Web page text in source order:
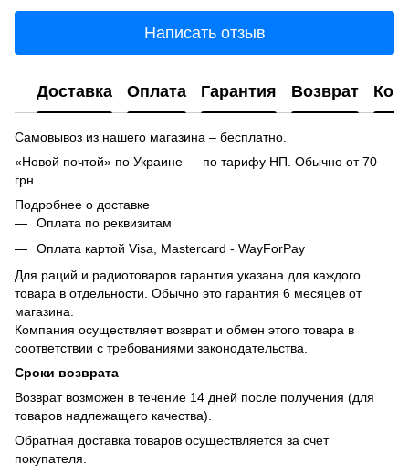
Написать отзыв
Доставка Оплата Гарантия Возврат
Самовывоз из нашего магазина – бесплатно.
«Новой почтой» по Украине — по тарифу НП. Обычно от 70
грн.
Подробнее о доставке
Оплата по реквизитам
Оплата картой Visa, Mastercard - WayForPay
Для раций и радиотоваров гарантия указана для каждого
товара в отдельности. Обычно это гарантия 6 месяцев от
магазина.
Компания осуществляет возврат и обмен этого товара в
соответствии с требованиями законодательства.
Сроки возврата
Возврат возможен в течение 14 дней после получения (для
товаров надлежащего качества).
Обратная доставка товаров осуществляется за счет
покупателя.